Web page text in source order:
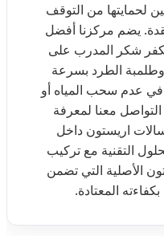
لحمايتها من التوقف
يضم مركزنا أفضل
شكر المدرب على
الطرد بسرعة
في عدم سحب المياه أو
التواصل معنا لمعرفة
اريستون داخل
التقنية مع تركيب
الأصلية التي تضمن
المعتادة.